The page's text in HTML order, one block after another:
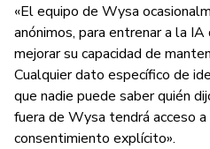
«El equipo de Wysa
anónimos, para entrenar a la
mejorar su capacidad de
Cualquier dato específico de
que nadie puede saber quién
fuera de Wysa tendrá acceso
consentimiento explícito».